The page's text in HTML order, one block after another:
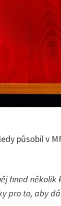
působil v
hned
pro to, aby